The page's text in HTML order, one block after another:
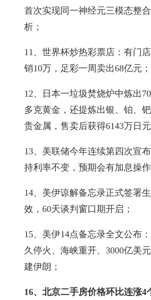
首次实现同一神经元三模态整
析；
11、世界杯炒热彩票店：有门
销10万，足彩一周卖出68亿元；
12、日本一垃圾焚烧炉中炼出
多克黄金，还提炼出银、铂、
贵金属，售卖后获得6143万日元
13、美联储今年连续第四次宣
持利率不变，预期会有加息操作
14、美伊谅解备忘录正式签署生
效，60天谈判窗口期开启；
15、美伊14点备忘录全文公布
久停火、海峡重开、3000亿美
建伊朗；
16、北京二手房价格环比连涨4